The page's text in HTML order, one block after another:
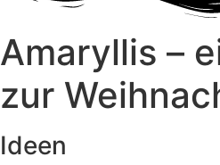
Amaryllis –
zur
Ideen